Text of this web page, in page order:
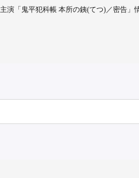
演「鬼平犯科帳 本所の銕(てつ)／密告」